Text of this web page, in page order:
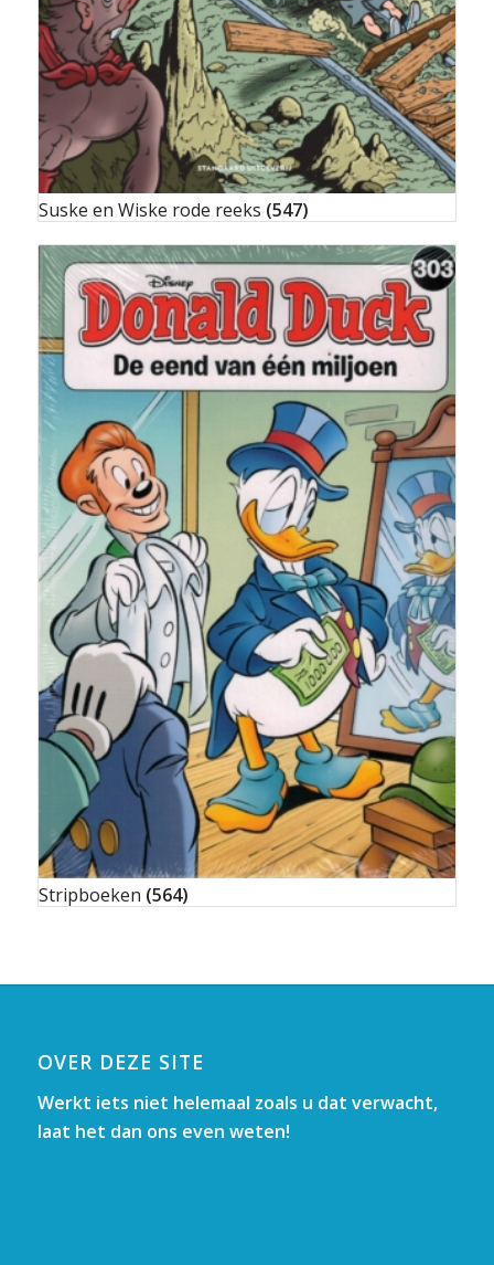
Suske en Wiske rode reeks (547)
Stripboeken (564)
OVER DEZE SITE
Werkt iets niet helemaal zoals u dat verwacht,
laat het dan ons even weten!